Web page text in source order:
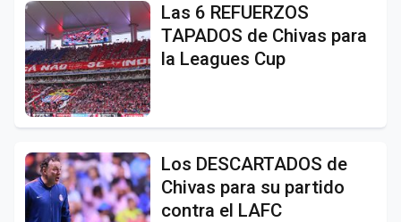
Las 6 REFUERZOS
TAPADOS de Chivas para
la Leagues Cup
Los DESCARTADOS de
Chivas para su partido
contra el LAFC